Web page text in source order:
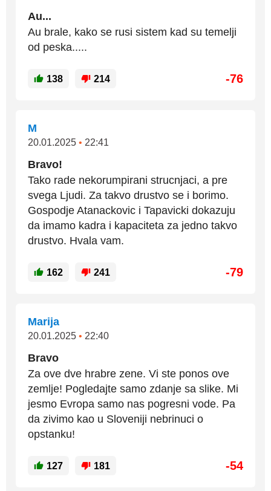
Au...
Au brale, kako se rusi sistem kad su temelji
od peska.....
138 214 -76
M
20.01.2025 • 22:41
Bravo!
Tako rade nekorumpirani strucnjaci, a pre
svega Ljudi. Za takvo drustvo se i borimo.
Gospodje Atanackovic i Tapavicki dokazuju
da imamo kadra i kapaciteta za jedno takvo
drustvo. Hvala vam.
162 241 -79
Marija
20.01.2025 • 22:40
Bravo
Za ove dve hrabre zene. Vi ste ponos ove
zemlje! Pogledajte samo zdanje sa slike. Mi
jesmo Evropa samo nas pogresni vode. Pa
da zivimo kao u Sloveniji nebrinuci o
opstanku!
127 181 -54